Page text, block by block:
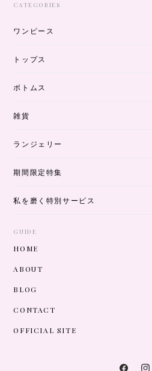
CATEGORIES
ワンピース
トップス
ボトムス
雑貨
ランジェリー
期間限定特集
私を磨く特別サービス
GUIDE
HOME
ABOUT
BLOG
CONTACT
OFFICIAL SITE